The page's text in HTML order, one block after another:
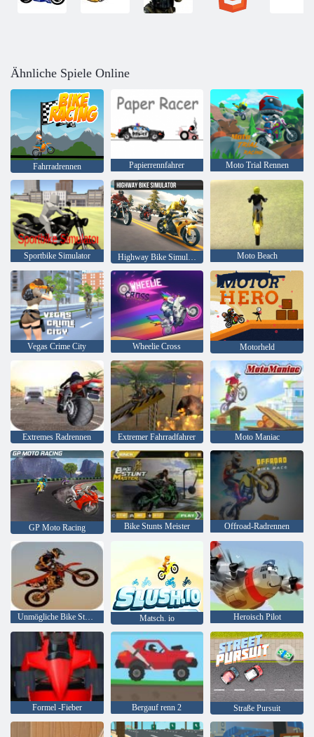
Ähnliche Spiele Online
Fahrradrennen Papierrennfahrer Moto Trial Rennen
Sportbike Simulator Highway Bike Simulator Moto Beach
Vegas Crime City Wheelie Cross Motorheld
Extremes Radrennen Extremer Fahrradfahrer Moto Maniac
GP Moto Racing Bike Stunts Meister Offroad-Radrennen
Unmögliche Bike Stunts Matsch. io Heroisch Pilot
Formel -Fieber Bergauf renn 2 Straße Pursuit